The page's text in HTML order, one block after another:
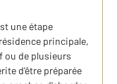
une étape
principale,
ou de plusieurs
d'être préparée